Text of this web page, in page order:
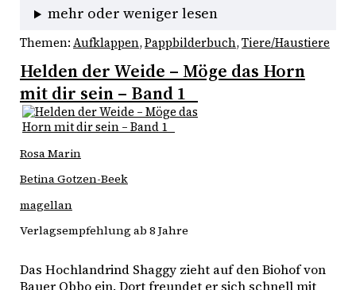
mehr oder weniger lesen
Themen: Aufklappen, Pappbilderbuch, Tiere/Haustiere
Helden der Weide – Möge das Horn
mit dir sein – Band 1
Rosa Marin
Betina Gotzen-Beek
magellan
Verlagsempfehlung ab 8 Jahre
Das Hochlandrind Shaggy zieht auf den Biohof von
Bauer Obbo ein. Dort freundet er sich schnell mit